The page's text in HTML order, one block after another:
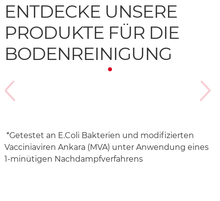
ENTDECKE UNSERE
PRODUKTE FÜR DIE
BODENREINIGUNG
*Getestet an E.Coli Bakterien und modifizierten
Vacciniaviren Ankara (MVA) unter Anwendung eines
1-minütigen Nachdampfverfahrens